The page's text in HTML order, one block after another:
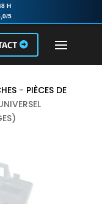
H
5
- PIÈCES DE